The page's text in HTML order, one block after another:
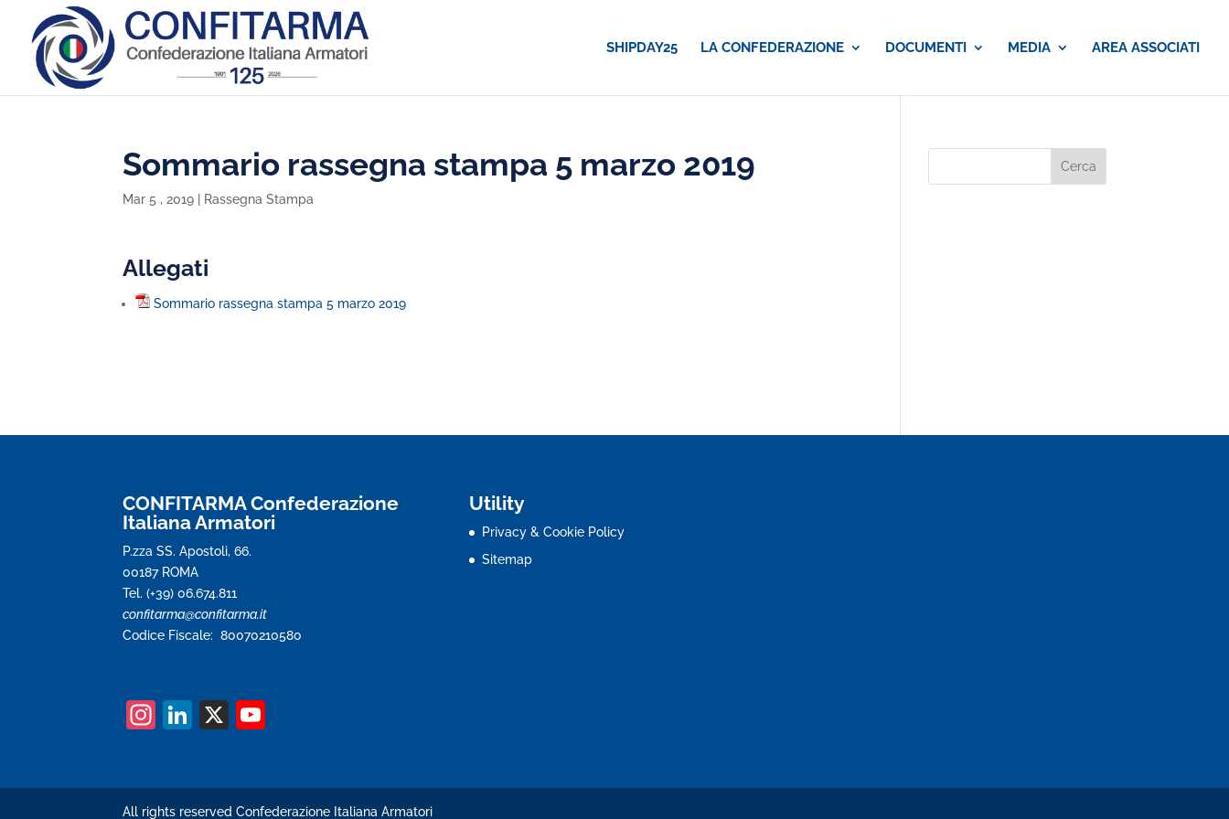
SHIPDAY25 LA CONFEDERAZIONE DOCUMENTI MEDIA AREA ASSOCIATI
Sommario rassegna stampa 5 marzo 2019
Mar 5 , 2019 Rassegna Stampa
Allegati
Sommario rassegna stampa 5 marzo 2019
CONFITARMA Confederazione
Italiana Armatori
P.zza SS. Apostoli, 66.
00187 ROMA
Tel. (+39) 06.674.811
confitarma@confitarma.it
Codice Fiscale: 80070210580
In
gr
Li
e
X
T
Utility
Privacy & Cookie Policy
Sitemap
All rights reserved Confederazione Italiana Armatori